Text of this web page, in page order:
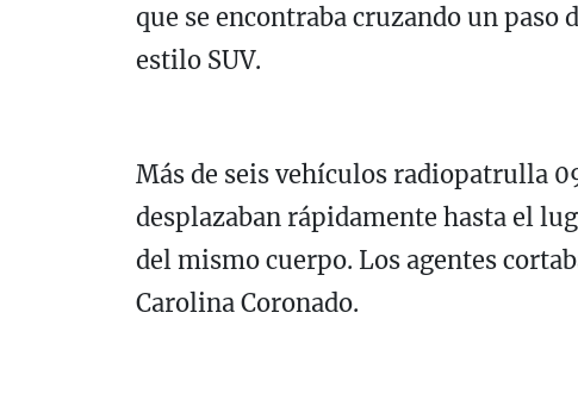
que se encontraba cruzando un paso
estilo SUV.
Más de seis vehículos radiopatrulla
desplazaban rápidamente hasta el
del mismo cuerpo. Los agentes
Carolina Coronado.